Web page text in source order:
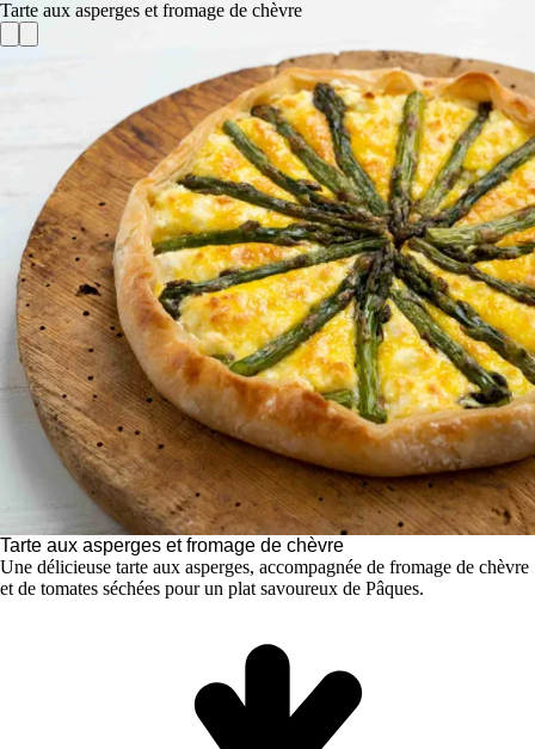
Tarte aux asperges et fromage de chèvre
Tarte aux asperges et fromage de chèvre
Une délicieuse tarte aux asperges, accompagnée de fromage de chèvre
et de tomates séchées pour un plat savoureux de Pâques.